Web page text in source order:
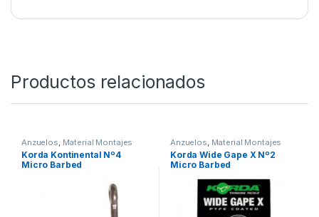
Productos relacionados
Anzuelos Material Montajes
Korda Kontinental Nº4
Micro Barbed
Anzuelos Material Montajes
Korda Wide Gape X Nº2
Micro Barbed